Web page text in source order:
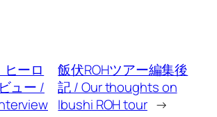
ヒーロ
ュー /
飯伏ROHツアー編集後
記 / Our thoughts on
Ibushi ROH tour →